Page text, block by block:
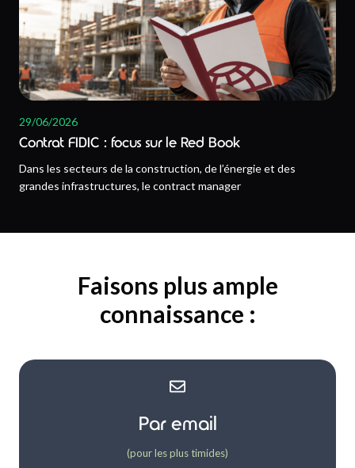
29/06/2026
Contrat FIDIC : focus sur le Red Book
Dans les secteurs de la construction, de l’énergie et des
grandes infrastructures, le contract manager
Faisons plus ample
connaissance :
Par email
(pour les plus timides)